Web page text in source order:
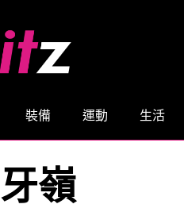
裝備 運動 生活
嶺